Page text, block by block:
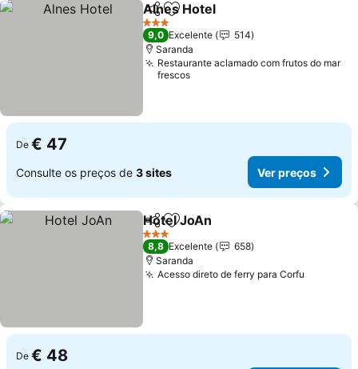
PartilharAdicionar aos favoritos
Alnes Hotel
3 Estrelas
9,0 Excelente
514
Saranda
Restaurante aclamado com frutos do mar
frescos
De € 47
Consulte os preços de 3 sites Ver preços
PartilharAdicionar aos favoritos
Hotel JoAn
3 Estrelas
8,8 Excelente
658
Saranda
Acesso direto de ferry para Corfu
De € 48